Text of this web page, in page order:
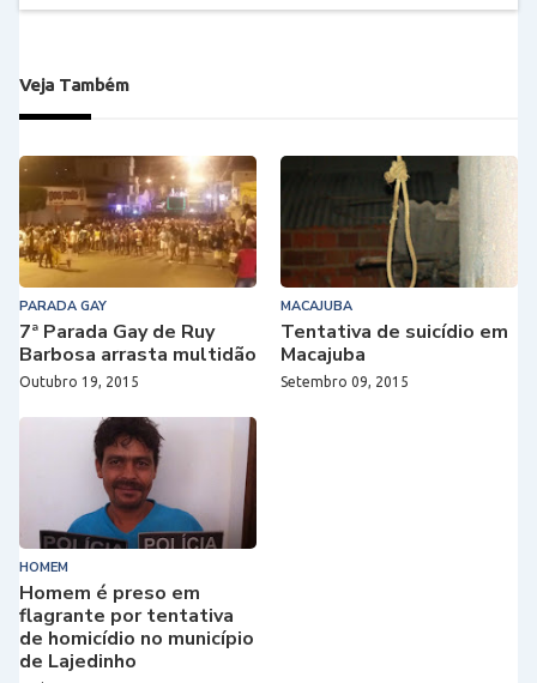
Veja Também
PARADA GAY
7ª Parada Gay de Ruy
Barbosa arrasta multidão
Outubro 19, 2015
MACAJUBA
Tentativa de suicídio em
Macajuba
Setembro 09, 2015
HOMEM
Homem é preso em
flagrante por tentativa
de homicídio no município
de Lajedinho